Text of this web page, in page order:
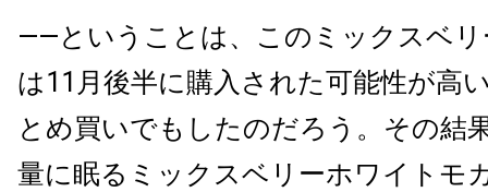
——ということは、このミックスベ
は11月後半に購入された可能性が高
とめ買いでもしたのだろう。その結
量に眠るミックスベリーホワイトモ